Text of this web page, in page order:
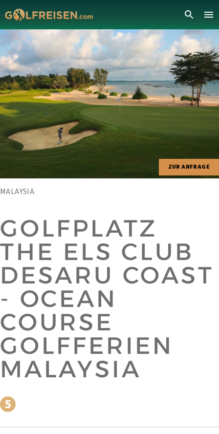
ZUR ANFRAGE
MALAYSIA
GOLFPLATZ
THE ELS CLUB
DESARU COAST
- OCEAN
COURSE
GOLFFERIEN
MALAYSIA